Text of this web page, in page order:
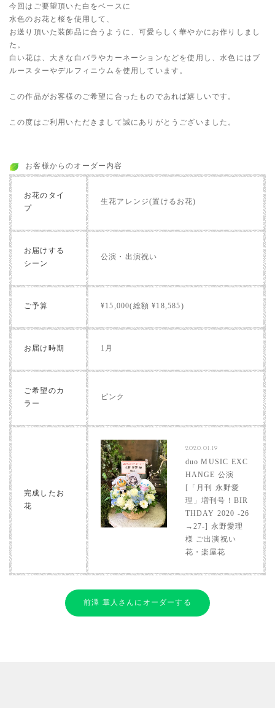
今回はご要望頂いた白をベースに
水色のお花と桜を使用して、
お送り頂いた装飾品に合うように、可愛らしく華やかにお作りしまし
た。
白い花は、大きな白バラやカーネーションなどを使用し、水色にはブ
ルースターやデルフィニウムを使用しています。
この作品がお客様のご希望に合ったものであれば嬉しいです。
この度はご利用いただきまして誠にありがとうございました。
お客様からのオーダー内容
お花のタイ
プ
生花アレンジ(置けるお花)
お届けする
シーン
公演・出演祝い
ご予算 ¥15,000(総額 ¥18,585)
お届け時期 1月
ご希望のカ
ラー
ピンク
完成したお
花
2020.01.19
duo MUSIC EXC
HANGE 公演
[「月刊 永野愛
理」増刊号！BIR
THDAY 2020 -26
→27-] 永野愛理
様 ご出演祝い
花・楽屋花
前澤 章人さんにオーダーする